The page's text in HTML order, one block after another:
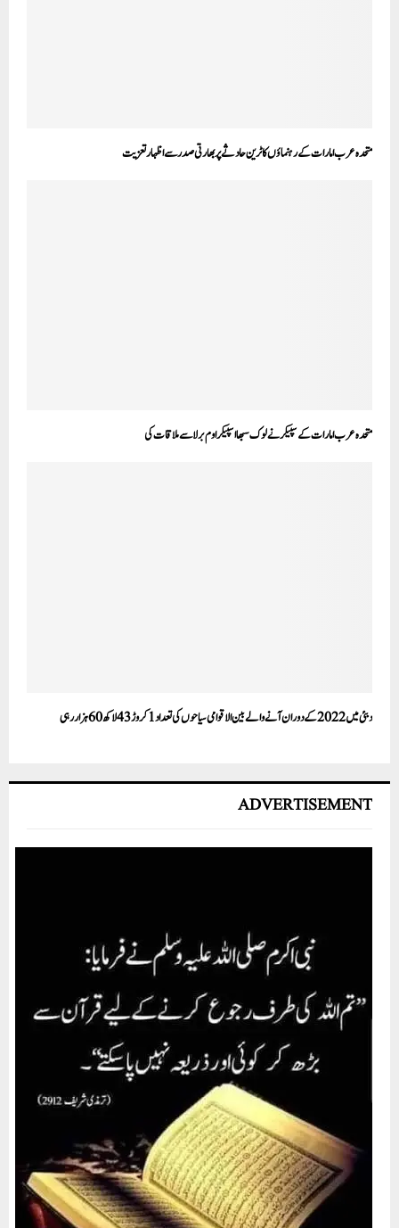
متحدہ عرب امارات کے رہنماؤں کاٹرین حادثے پربھارتی صدر سے اظہارتعزیت
متحدہ عرب امارات کے سپیکر نے لوک سبھا اسپیکر اوم برلاسے ملاقات کی
دبئی میں 2022 کے دوران آنے والے بین الاقوامی سیاحوں کی تعداد 1کروڑ 43لاکھ 60ہزار رہی
ADVERTISEMENT